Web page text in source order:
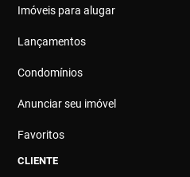
Imóveis para alugar
Lançamentos
Condomínios
Anunciar seu imóvel
Favoritos
CLIENTE